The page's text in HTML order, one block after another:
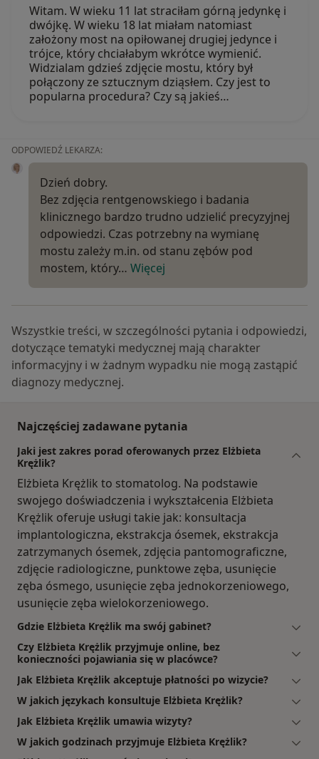
Witam. W wieku 11 lat straciłam górną jedynkę i
dwójkę. W wieku 18 lat miałam natomiast
założony most na opiłowanej drugiej jedynce i
trójce, który chciałabym wkrótce wymienić.
Widzialam gdzieś zdjęcie mostu, który był
połączony ze sztucznym dziąsłem. Czy jest to
popularna procedura? Czy są jakieś…
ODPOWIEDŹ LEKARZA:
Dzień dobry.
Bez zdjęcia rentgenowskiego i badania
klinicznego bardzo trudno udzielić precyzyjnej
odpowiedzi. Czas potrzebny na wymianę
mostu zależy m.in. od stanu zębów pod
mostem, który… Więcej
Wszystkie treści, w szczególności pytania i odpowiedzi,
dotyczące tematyki medycznej mają charakter
informacyjny i w żadnym wypadku nie mogą zastąpić
diagnozy medycznej.
Najczęściej zadawane pytania
Jaki jest zakres porad oferowanych przez Elżbieta
Krężlik?
Elżbieta Krężlik to stomatolog. Na podstawie
swojego doświadczenia i wykształcenia Elżbieta
Krężlik oferuje usługi takie jak: konsultacja
implantologiczna, ekstrakcja ósemek, ekstrakcja
zatrzymanych ósemek, zdjęcia pantomograficzne,
zdjęcie radiologiczne, punktowe zęba, usunięcie
zęba ósmego, usunięcie zęba jednokorzeniowego,
usunięcie zęba wielokorzeniowego.
Gdzie Elżbieta Krężlik ma swój gabinet?
Czy Elżbieta Krężlik przyjmuje online, bez
konieczności pojawiania się w placówce?
Jak Elżbieta Krężlik akceptuje płatności po wizycie?
W jakich językach konsultuje Elżbieta Krężlik?
Jak Elżbieta Krężlik umawia wizyty?
W jakich godzinach przyjmuje Elżbieta Krężlik?